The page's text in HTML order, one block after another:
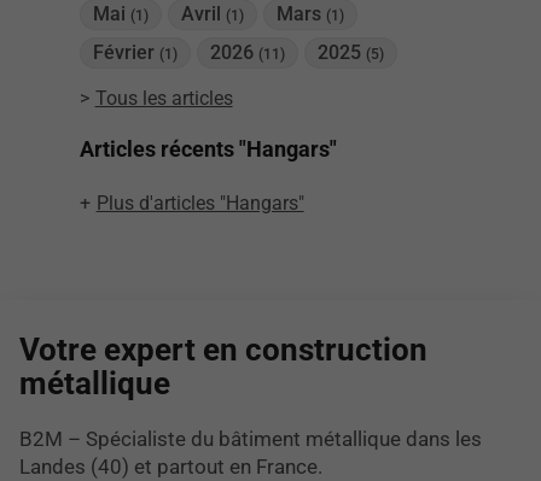
Mai (1) Avril (1) Mars (1)
Février (1) 2026 (11) 2025 (5)
Tous les articles
Articles récents "Hangars"
Plus d'articles "Hangars"
Votre expert en construction
métallique
B2M – Spécialiste du bâtiment métallique dans les
Landes (40) et partout en France.